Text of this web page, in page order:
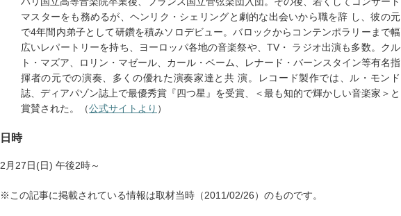
マスターをも務めるが、ヘンリク・シェリングと劇的な出会いから職を辞 し、彼の元
で4年間内弟子として研鑽を積みソロデビュー。バロックからコンテンポラリーまで幅
広いレパートリーを持ち、ヨーロッパ各地の音楽祭や、TV・ ラジオ出演も多数。クル
ト・マズア、ロリン・マゼール、カール・ベーム、レナード・バーンスタイン等有名指
揮者の元での演奏、多くの優れた演奏家達と共 演。レコード製作では、ル・モンド
誌、ディアパゾン誌上で最優秀賞『四つ星』を受賞、＜最も知的で輝かしい音楽家＞と
賞賛された。（公式サイトより ）
日時
2月27日(日) 午後2時～
※この記事に掲載されている情報は取材当時（2011/02/26）のものです。